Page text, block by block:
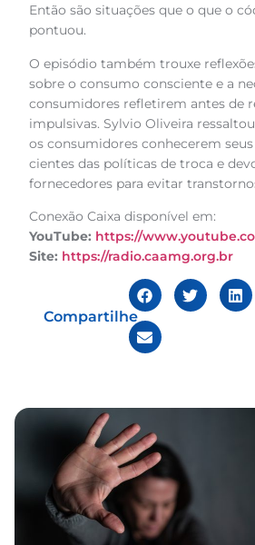
Então são situações que o que o
pontuou.
O episódio também trouxe
sobre o consumo consciente e a
consumidores refletirem antes de
impulsivas. Sylvio Oliveira
os consumidores conhecerem
cientes das políticas de troca e
fornecedores para evitar
Conexão Caixa disponível em:
YouTube: https://
Site: https://radio.caamg.org.br
Compartilhe